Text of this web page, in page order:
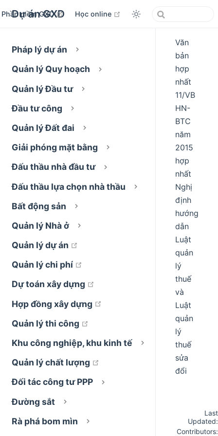
Dự án GXD
Phần mềm GXD open in new window
Học online open in new window
Pháp lý dự án
Quản lý Quy hoạch
Quản lý Đầu tư
Đầu tư công
Quản lý Đất đai
Giải phóng mặt bằng
Đấu thầu nhà đầu tư
Đấu thầu lựa chọn nhà thầu
Bất động sản
Quản lý Nhà ở
Quản lý dự án
Quản lý chi phí
Dự toán xây dựng
open in new window
Hợp đồng xây dựng
open in new window
Quản lý thi công
Khu công nghiệp, khu kinh tế
Quản lý chất lượng
open in new window
Đối tác công tư PPP
Đường sắt
Rà phá bom mìn
Văn
bản
hợp
nhất
11/VB
HN-
BTC
năm
2015
hợp
nhất
Nghị
định
hướng
dẫn
Luật
quản
lý
thuế
và
Luật
quản
lý
thuế
sửa
đổi
Last
Updated:
Contributors: